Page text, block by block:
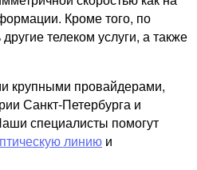
Кроме того, по
телеком услуги, а также
крупными провайдерами,
Санкт-Петербурга и
специалисты помогут
линию и